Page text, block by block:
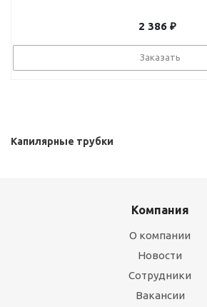
2 386 ₽
Заказать
Капилярные трубки
Компания
О компании
Новости
Сотрудники
Вакансии